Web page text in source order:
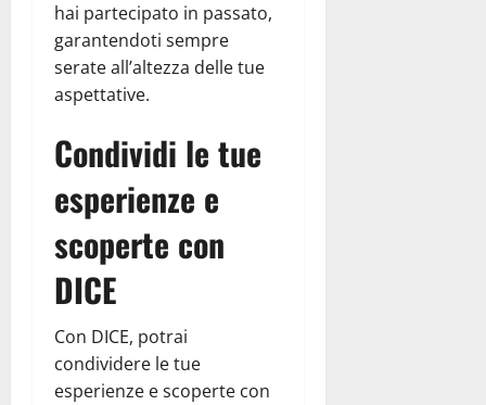
hai partecipato in passato,
garantendoti sempre
serate all’altezza delle tue
aspettative.
Condividi le tue
esperienze e
scoperte con
DICE
Con DICE, potrai
condividere le tue
esperienze e scoperte con